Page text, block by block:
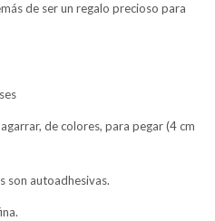
de ser un regalo precioso para
de colores, para pegar (4 cm
son autoadhesivas.